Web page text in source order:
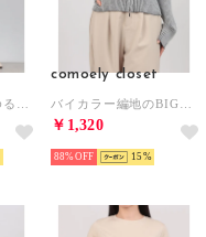
comoely closet
￥1,320
88% 15